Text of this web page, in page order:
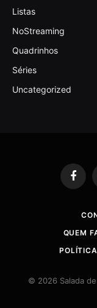
Listas
NoStreaming
Quadrinhos
Séries
Uncategorized
QUEM
© 2026 Salada